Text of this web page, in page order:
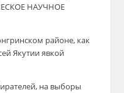
НАУЧНОЕ
районе, как
Якутии явкой
на выборы